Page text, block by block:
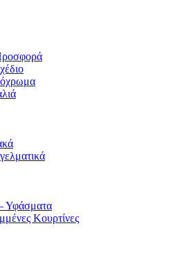
Υφάσματα
Κουρτίνες